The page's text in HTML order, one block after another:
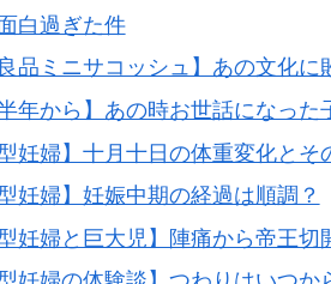
白過ぎた件
良品ミニサコッシュ】あの文化に
半年から】あの時お世話になっ
型妊婦】十月十日の体重変化とそ
妊婦】妊娠中期の経過は順調？
型妊婦と巨大児】陣痛から帝王切